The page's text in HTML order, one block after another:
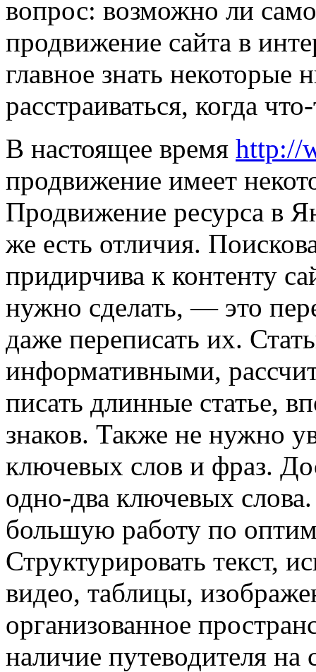
вопрос: возможно ли
продвижение сайта в
главное знать
расстраиваться, когда
В настоящее время http://
продвижение имеет
Продвижение ресурса в
же есть отличия.
придирчива к контенту
нужно сделать, — это
даже переписать их.
информативными,
писать длинные статье,
знаков. Также не нужно
ключевых слов и фраз.
одно-два ключевых
большую работу по
Структурировать текст,
видео, таблицы,
организованное
наличие путеводителя на